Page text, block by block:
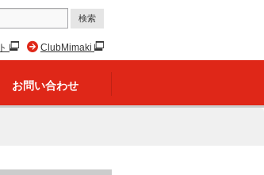
ClubMimaki
お問い合わせ